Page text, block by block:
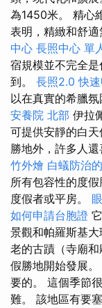
為1450米。 精心
表明，精緻和舒
中心 長照中心 單
宿規模並不完全
到。 長照2.0 快
以在真實的希臘氛
安養院 北部 伊拉
可提供安靜的白
勝地外，許多人
竹外燴 白蟻防治
所有包容性的度
度假者或平房。
如何申請台胞證
景觀和帕羅斯基
老的古蹟（寺廟
假勝地開始發展
要的。 這個季節
難。 該地區有要